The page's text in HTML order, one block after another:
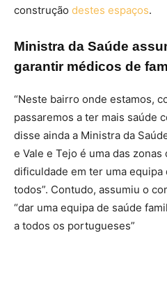
construção destes espaços.
Ministra da Saúde
garantir médicos de
“Neste bairro onde estamos,
passaremos a ter mais saúde
disse ainda a Ministra da
e Vale e Tejo é uma das
dificuldade em ter uma equipa
todos”. Contudo, assumiu o
“dar uma equipa de saúde
a todos os portugueses”